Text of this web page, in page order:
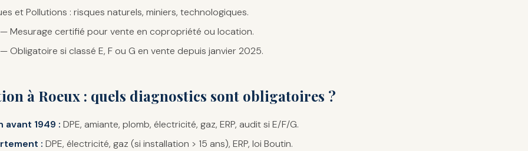
et Pollutions : risques naturels, miniers, technologiques.
Mesurage certifié pour vente en copropriété ou location.
Obligatoire si classé E, F ou G en vente depuis janvier 2025.
à Roeux : quels diagnostics sont obligatoires ?
avant 1949 : DPE, amiante, plomb, électricité, gaz, ERP, audit si E/F/G.
: DPE, électricité, gaz (si installation > 15 ans), ERP, loi Boutin.